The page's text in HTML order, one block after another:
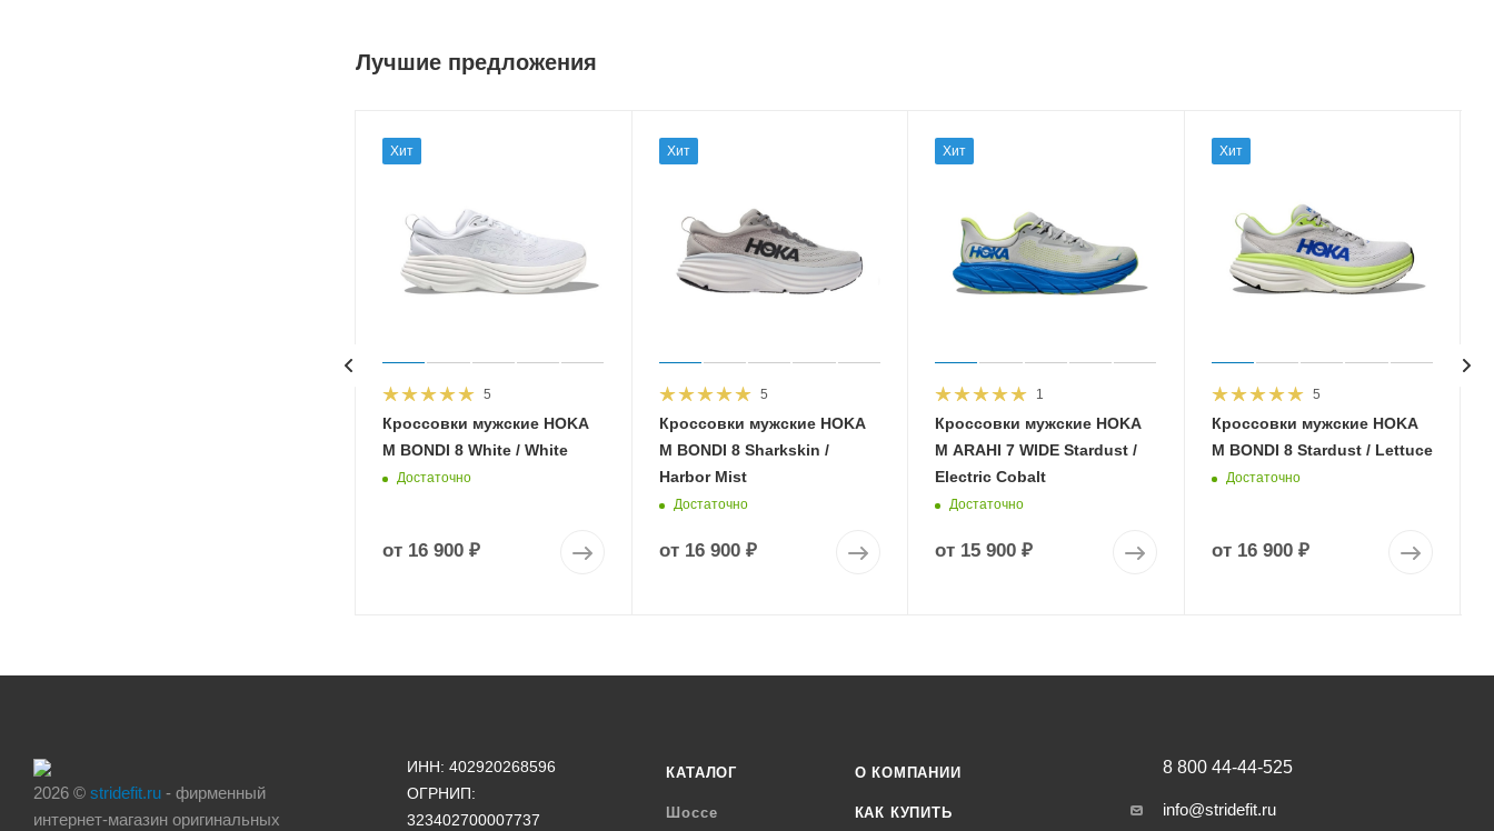
Лучшие предложения
Хит
5
Кроссовки мужские HOKA
M BONDI 8 White / White
Достаточно
от 16 900 ₽
Хит
5
Кроссовки мужские HOKA
M BONDI 8 Sharkskin /
Harbor Mist
Достаточно
от 16 900 ₽
Хит
1
Кроссовки мужские HOKA
M ARAHI 7 WIDE Stardust /
Electric Cobalt
Достаточно
от 15 900 ₽
Хит
5
Кроссовки мужские HOKA
M BONDI 8 Stardust / Lettuce
Достаточно
от 16 900 ₽
2026 © stridefit.ru - фирменный
интернет-магазин оригинальных
ИНН: 402920268596
ОГРНИП:
323402700007737
КАТАЛОГ
Шоссе
О КОМПАНИИ
КАК КУПИТЬ
8 800 44-44-525
info@stridefit.ru